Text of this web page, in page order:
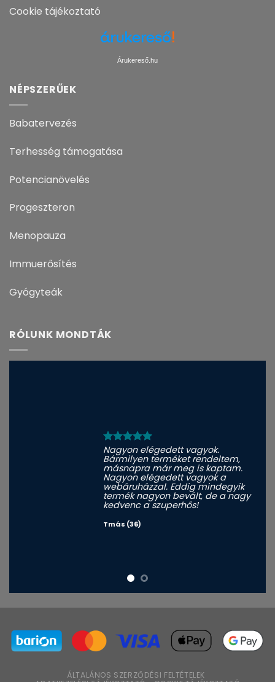
Cookie tájékoztató
Árukereső.hu
NÉPSZERŰEK
Babatervezés
Terhesség támogatása
Potencianövelés
Progeszteron
Menopauza
Immuerősítés
Gyógyteák
RÓLUNK MONDTÁK
Nagyon elégedett vagyok.
Bármilyen terméket rendeltem,
másnapra már meg is kaptam.
Nagyon elégedett vagyok a
webáruházzal. Eddig mindegyik
termék nagyon bevált, de a nagy
kedvenc a szuperhős!
Tmás (36)
ÁLTALÁNOS SZERZŐDÉSI FELTÉTELEK